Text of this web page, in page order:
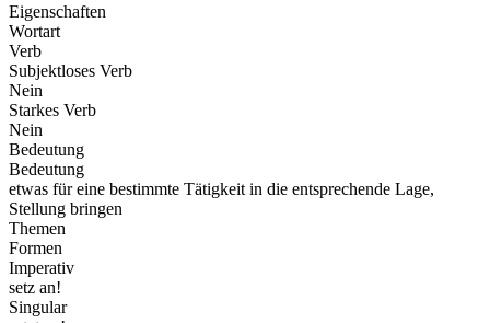
Eigenschaften
Wortart
Verb
Subjektloses Verb
Nein
Starkes Verb
Nein
Bedeutung
Bedeutung
etwas für eine bestimmte Tätigkeit in die entsprechende Lage,
Stellung bringen
Themen
Formen
Imperativ
setz an!
Singular